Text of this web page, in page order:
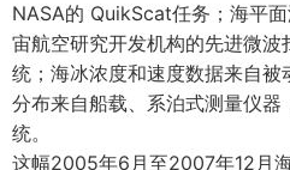
NASA的 QuikScat任务；海平
宙航空研究开发机构的先进微
统；海冰浓度和速度数据来自
分布来自船载、系泊式测量仪
统。
这幅2005年6月至2007年12月